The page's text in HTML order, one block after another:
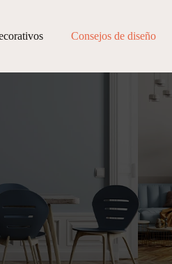
Consejos de diseño